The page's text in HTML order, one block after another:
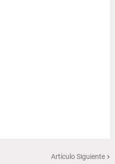
Artículo Siguiente